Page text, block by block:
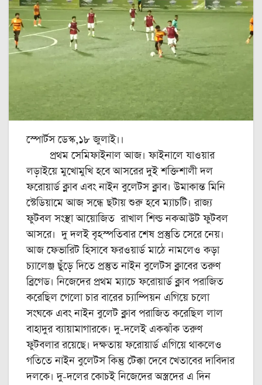
স্পোর্টস ডেস্ক,১৮ জুলাই।।
প্রথম সেমিফাইনাল আজ। ফাইনালে যাওয়ার
লড়াইয়ে মুখোমুখি হবে আসরের দুই শক্তিশালী দল
ফরোয়ার্ড ক্লাব এবং নাইন বুলেটস ক্লাব। উমাকান্ত মিনি
স্টেডিয়ামে আজ সন্ধে ছটায় শুরু হবে ম্যাচটি। রাজ্য
ফুটবল সংস্থা আয়োজিত রাখাল শিল্ড নকআউট ফুটবল
আসরে। দু দলই বৃহস্পতিবার শেষ প্রস্তুতি সেরে নেয়।
আজ ফেভারিট হিসাবে ফরওয়ার্ড মাঠে নামলেও কড়া
চ্যালেঞ্জ ছুঁড়ে দিতে প্রস্তুত নাইন বুলেটস ক্লাবের তরুণ
ব্রিগেড। নিজেদের প্রথম ম্যাচে ফরোয়ার্ড ক্লাব পরাজিত
করেছিল গেলো চার বারের চ্যাম্পিয়ন এগিয়ে চলো
সংঘকে এবং নাইন বুলেট ক্লাব পরাজিত করেছিল লাল
বাহাদুর ব্যায়ামাগারকে। দু-‌দলেই একঝাঁক তরুণ
ফুটবলার রয়েছে। দক্ষতায় ফরোয়ার্ড এগিয়ে থাকলেও
গতিতে নাইন বুলেটস কিন্তু টেক্কা দেবে খেতাবের দাবিদার
দলকে। দু-‌দলের কোচই নিজেদের অস্ত্রদের এ দিন